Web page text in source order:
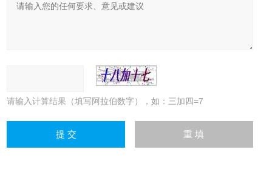
请输入计算结果（填写阿拉伯数字），如：三加四=7